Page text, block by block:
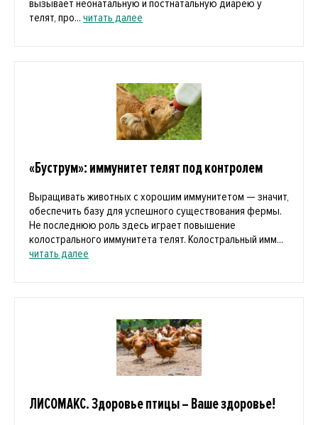
вызывает неонатальную и постнатальную диарею у
телят, про... читать далее
«Буструм»: иммунитет телят под контролем
Выращивать животных с хорошим иммунитетом — значит,
обеспечить базу для успешного существования фермы.
Не последнюю роль здесь играет повышение
колострального иммунитета телят. Колостральный имм...
читать далее
ЛИСОМАКС. Здоровье птицы – Ваше здоровье!